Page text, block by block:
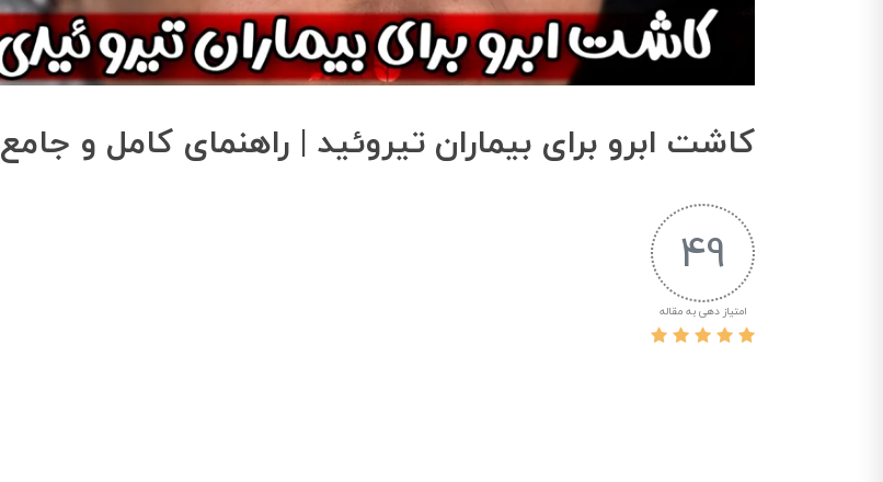
کاشت ابرو برای بیماران تیروئید | راهنمای کامل و جامع
49
امتیاز دهی به مقاله